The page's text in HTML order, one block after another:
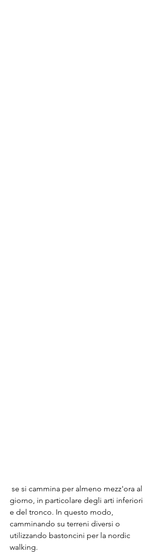
giorno, in particolare degli arti inferiori
e del tronco. In questo modo,
camminando su terreni diversi o
utilizzando bastoncini per la nordic
walking.